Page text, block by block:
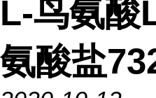
L-鸟氨酸
氨酸盐